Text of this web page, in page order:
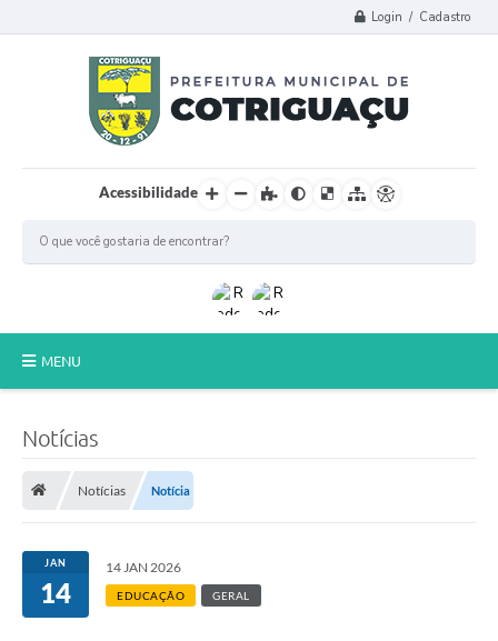
Login / Cadastro
Acessibilidade
MENU
A Prefeitura
Notícias
Notícias
Notícias Notícia
JAN
14
14 JAN 2026
EDUCAÇÃO GERAL